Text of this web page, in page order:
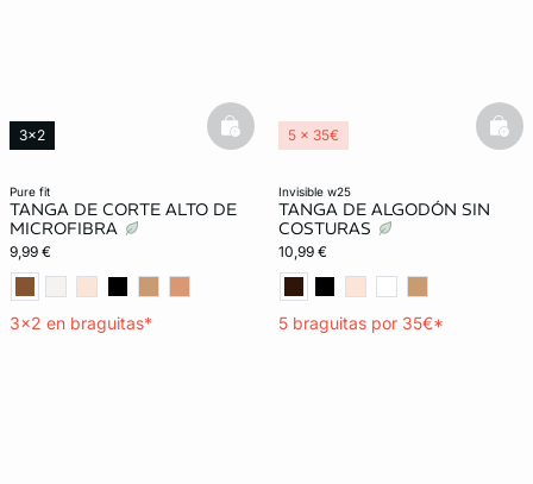
pure fit
TANGA DE CORTE ALTO DE
MICROFIBRA
9,99 €
3x2 en braguitas*
3x2
Lencería invisible
basketfull
invisible w25
TANGA DE ALGODÓN SIN
COSTURAS
10,99 €
5 braguitas por 35€*
5 x 35€